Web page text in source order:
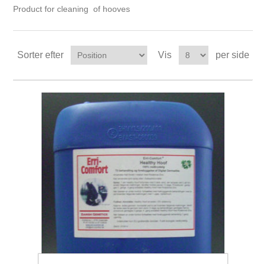
Product for cleaning of hooves
Sorter efter Vis per side